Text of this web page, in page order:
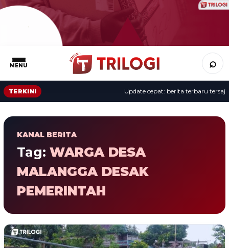
MENU ⌕
TERKINI Update cepat: berita terbaru tersaji
KANAL BERITA
Tag: WARGA DESA
MALANGGA DESAK
PEMERINTAH